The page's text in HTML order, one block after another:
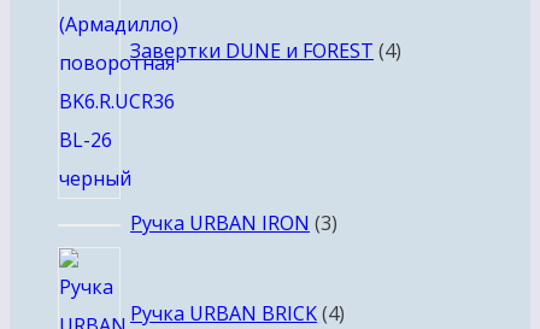
Завертки DUNE и FOREST 4
Ручка URBAN IRON 33
Ручка URBAN BRICK 4товара